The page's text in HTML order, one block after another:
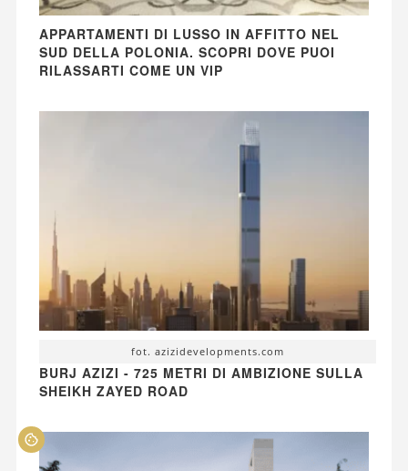
APPARTAMENTI DI LUSSO IN AFFITTO NEL
SUD DELLA POLONIA. SCOPRI DOVE PUOI
RILASSARTI COME UN VIP
fot. azizidevelopments.com
BURJ AZIZI - 725 METRI DI AMBIZIONE SULLA
SHEIKH ZAYED ROAD